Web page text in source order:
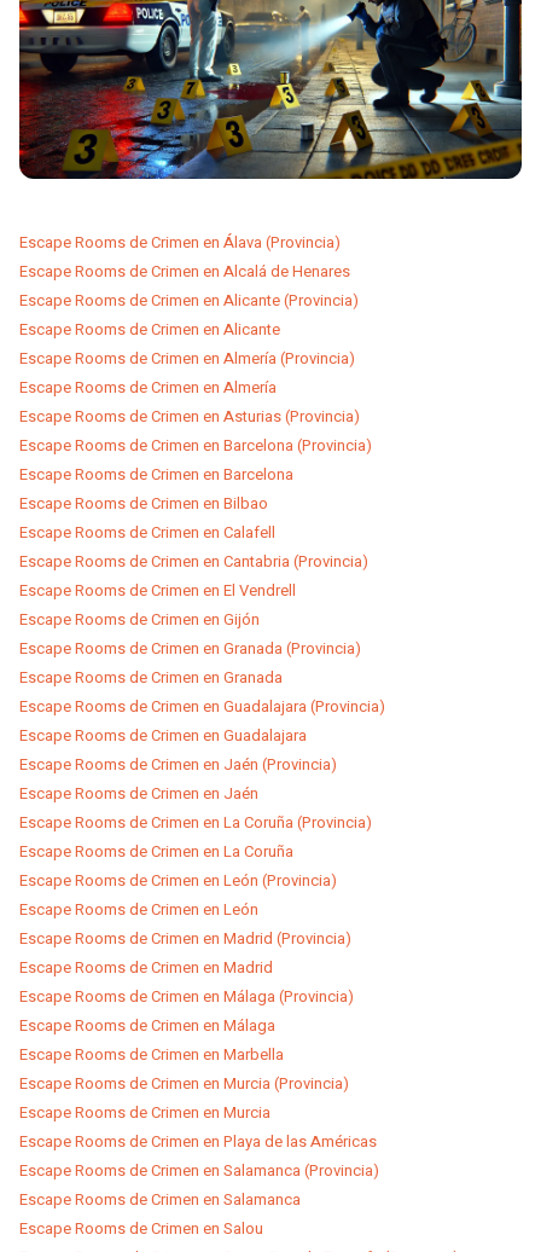
Escape Rooms de Crimen en Álava (Provincia)
Escape Rooms de Crimen en Alcalá de Henares
Escape Rooms de Crimen en Alicante (Provincia)
Escape Rooms de Crimen en Alicante
Escape Rooms de Crimen en Almería (Provincia)
Escape Rooms de Crimen en Almería
Escape Rooms de Crimen en Asturias (Provincia)
Escape Rooms de Crimen en Barcelona (Provincia)
Escape Rooms de Crimen en Barcelona
Escape Rooms de Crimen en Bilbao
Escape Rooms de Crimen en Calafell
Escape Rooms de Crimen en Cantabria (Provincia)
Escape Rooms de Crimen en El Vendrell
Escape Rooms de Crimen en Gijón
Escape Rooms de Crimen en Granada (Provincia)
Escape Rooms de Crimen en Granada
Escape Rooms de Crimen en Guadalajara (Provincia)
Escape Rooms de Crimen en Guadalajara
Escape Rooms de Crimen en Jaén (Provincia)
Escape Rooms de Crimen en Jaén
Escape Rooms de Crimen en La Coruña (Provincia)
Escape Rooms de Crimen en La Coruña
Escape Rooms de Crimen en León (Provincia)
Escape Rooms de Crimen en León
Escape Rooms de Crimen en Madrid (Provincia)
Escape Rooms de Crimen en Madrid
Escape Rooms de Crimen en Málaga (Provincia)
Escape Rooms de Crimen en Málaga
Escape Rooms de Crimen en Marbella
Escape Rooms de Crimen en Murcia (Provincia)
Escape Rooms de Crimen en Murcia
Escape Rooms de Crimen en Playa de las Américas
Escape Rooms de Crimen en Salamanca (Provincia)
Escape Rooms de Crimen en Salamanca
Escape Rooms de Crimen en Salou